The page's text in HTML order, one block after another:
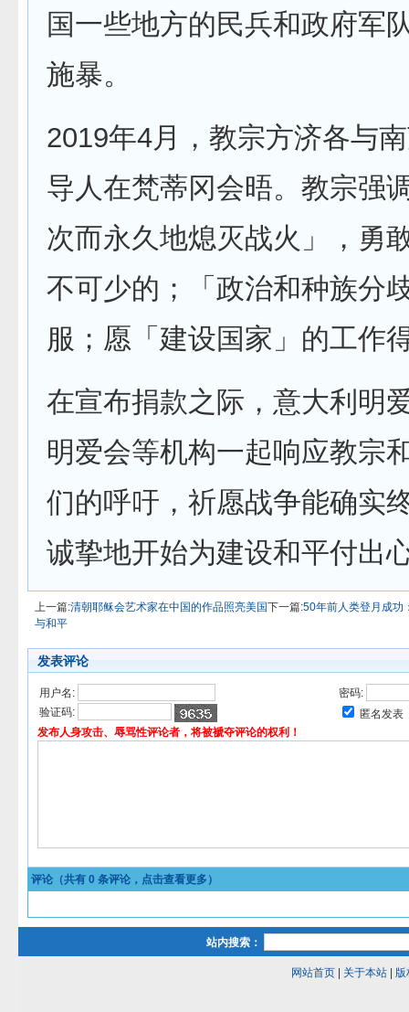
国一些地方的民兵和政府军
施暴。
2019年4月，教宗方济各与
导人在梵蒂冈会晤。教宗强
次而永久地熄灭战火」，勇
不可少的；「政治和种族分
服；愿「建设国家」的工作
在宣布捐款之际，意大利明
明爱会等机构一起响应教宗
们的呼吁，祈愿战争能确实
诚挚地开始为建设和平付出
上一篇:清朝耶稣会艺术家在中国的作品照亮美国下一篇:50年前人类登月成功
与和平
发表评论
用户名:
密码:
验证码:
匿名发表
发布人身攻击、辱骂性评论者，将被褫夺评论的权利！
评论（共有 0 条评论，点击查看更多）
站内搜索：
网站首页| 关于本站| 版